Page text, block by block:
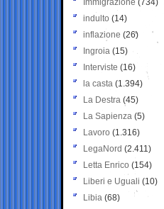
Immigrazione (734)
indulto (14)
inflazione (26)
Ingroia (15)
Interviste (16)
la casta (1.394)
La Destra (45)
La Sapienza (5)
Lavoro (1.316)
LegaNord (2.411)
Letta Enrico (154)
Liberi e Uguali (10)
Libia (68)